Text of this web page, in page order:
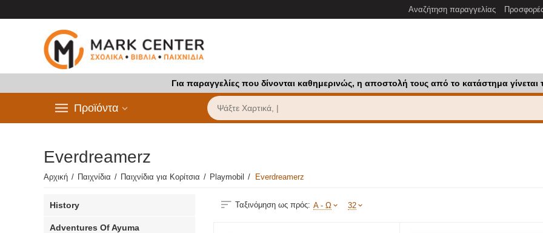
Αναζήτηση παραγγελίας
Για παραγγελίες που δίνονται καθημερινώς, η αποστολή τους από το κατάστημα
Προϊόντα
Everdreamerz
Αρχική / Παιχνίδια / Παιχνίδια για Κορίτσια / Playmobil / Everdreamerz
Ταξινόμηση ως πρός: Α - Ω 32
History
Adventures Of Ayuma